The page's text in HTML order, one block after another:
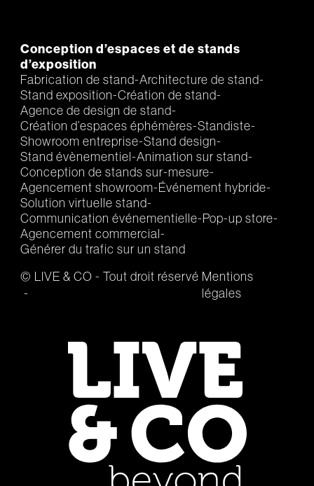
Conception d’espaces et de stands
d’exposition
Fabrication de stand Architecture de stand
Stand exposition Création de stand
Agence de design de stand
Création d’espaces éphémères Standiste
Showroom entreprise Stand design
Stand évènementiel Animation sur stand
Conception de stands sur-mesure
Agencement showroom Événement hybride
Solution virtuelle stand
Communication événementielle Pop-up store
Agencement commercial
Générer du trafic sur un stand
© LIVE & CO - Tout droit réservé Mentions
légales